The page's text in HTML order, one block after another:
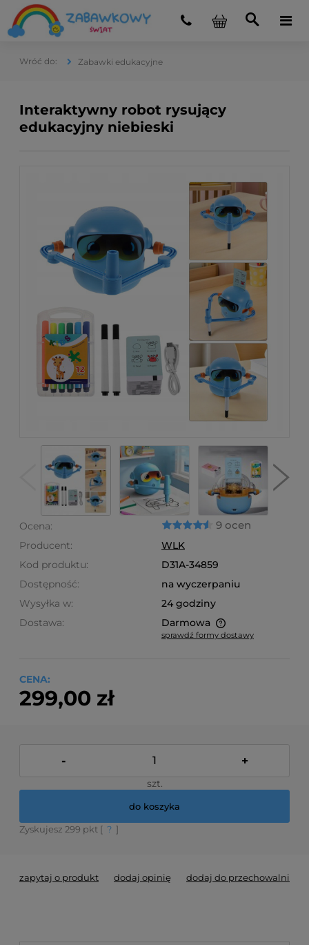
Zabawki edukacyjne
Interaktywny robot rysujący
edukacyjny niebieski
Ocena: 9 ocen
Producent:
WLK
Kod produktu:
D31A-34859
Dostępność:
na wyczerpaniu
Wysyłka w:
24 godziny
Dostawa:
Darmowa
Cena nie zawiera ewentualnych kosztów płatności
sprawdź formy dostawy
CENA:
299,00 zł
- +
szt.
do koszyka
Zyskujesz 299 pkt [ ? ]
zapytaj o produkt dodaj opinię dodaj do przechowalni